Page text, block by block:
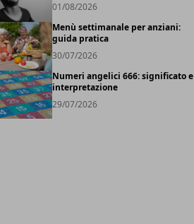
01/08/2026
Menù settimanale per anziani:
guida pratica
30/07/2026
Numeri angelici 666: significato e
interpretazione
29/07/2026